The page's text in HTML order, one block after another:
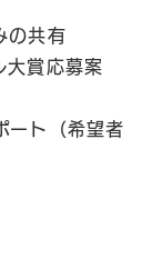
共有
賞応募案
ト（希望者